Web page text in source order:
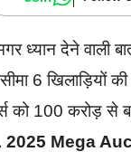
ध्यान देने वाली
6 खिलाड़ियों
को 100 करोड़
Mega